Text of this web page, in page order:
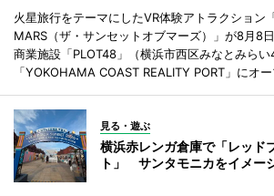
火星旅行をテーマにしたVR体験アトラクション
MARS（ザ・サンセットオブマーズ）」が8月8
商業施設「PLOT48」（横浜市西区みなとみら
「YOKOHAMA COAST REALITY PORT」にオー
見る・遊ぶ
横浜赤レンガ倉庫で「レッド
ト」 サンタモニカをイメー